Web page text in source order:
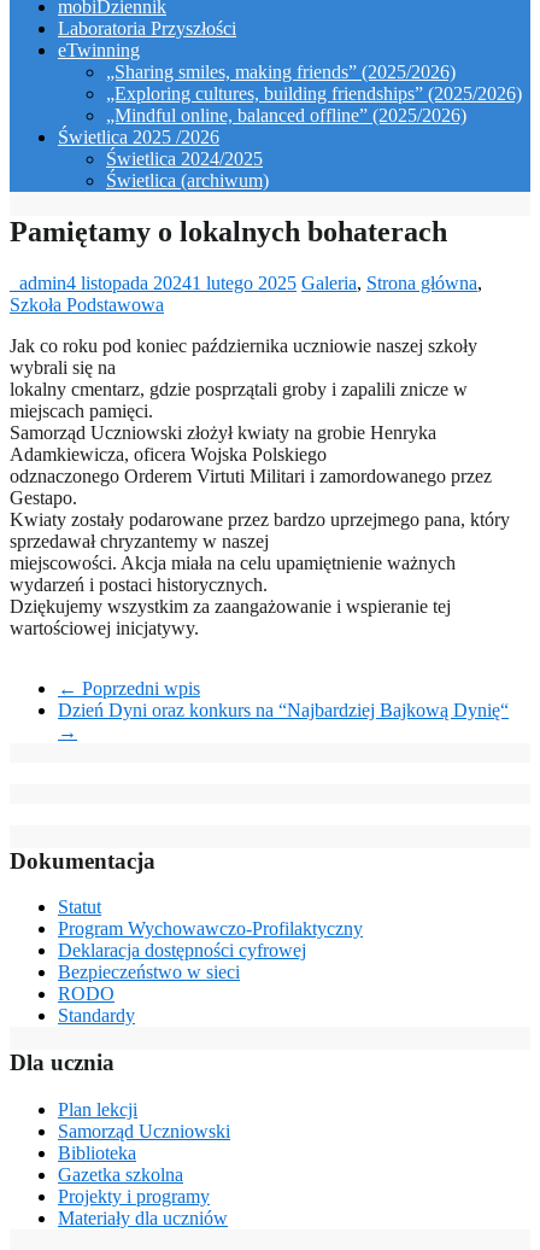
mobiDziennik
Laboratoria Przyszłości
eTwinning
„Sharing smiles, making friends” (2025/2026)
„Exploring cultures, building friendships” (2025/2026)
„Mindful online, balanced offline” (2025/2026)
Świetlica 2025 /2026
Świetlica 2024/2025
Świetlica (archiwum)
Pamiętamy o lokalnych bohaterach
_admin4 listopada 20241 lutego 2025 Galeria, Strona główna,
Szkoła Podstawowa
Jak co roku pod koniec października uczniowie naszej szkoły
wybrali się na
lokalny cmentarz, gdzie posprzątali groby i zapalili znicze w
miejscach pamięci.
Samorząd Uczniowski złożył kwiaty na grobie Henryka
Adamkiewicza, oficera Wojska Polskiego
odznaczonego Orderem Virtuti Militari i zamordowanego przez
Gestapo.
Kwiaty zostały podarowane przez bardzo uprzejmego pana, który
sprzedawał chryzantemy w naszej
miejscowości. Akcja miała na celu upamiętnienie ważnych
wydarzeń i postaci historycznych.
Dziękujemy wszystkim za zaangażowanie i wspieranie tej
wartościowej inicjatywy.
← Poprzedni wpis
Dzień Dyni oraz konkurs na “Najbardziej Bajkową Dynię“
→
Dokumentacja
Statut
Program Wychowawczo-Profilaktyczny
Deklaracja dostępności cyfrowej
Bezpieczeństwo w sieci
RODO
Standardy
Dla ucznia
Plan lekcji
Samorząd Uczniowski
Biblioteka
Gazetka szkolna
Projekty i programy
Materiały dla uczniów